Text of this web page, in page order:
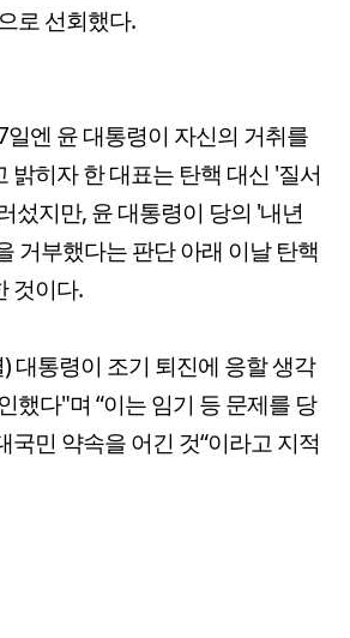
로 선회했다.
엔 윤 대통령이 자신의 거취를
밝히자 한 대표는 탄핵 대신 '질서
섰지만, 윤 대통령이 당의 '내년
거부했다는 판단 아래 이날 탄핵
것이다.
대통령이 조기 퇴진에 응할 생각
했다"며 “이는 임기 등 문제를 당
국민 약속을 어긴 것“이라고 지적